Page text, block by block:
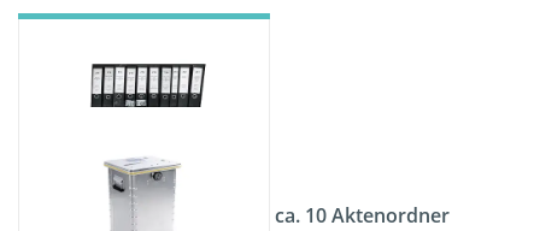
ca. 10 Aktenordner